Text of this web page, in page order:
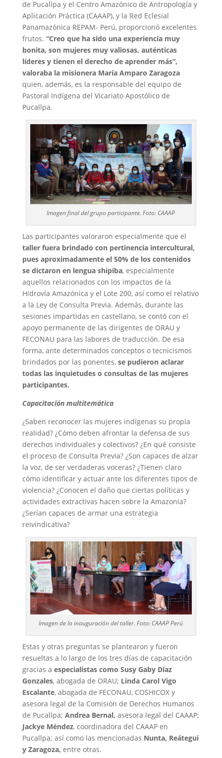
de Pucallpa y el Centro Amazónico de Antropología y
Aplicación Práctica (CAAAP), y la Red Eclesial
Panamazónica REPAM- Perú, proporcionó excelentes
frutos. “Creo que ha sido una experiencia muy
bonita, son mujeres muy valiosas, auténticas
líderes y tienen el derecho de aprender más”,
valoraba la misionera María Amparo Zaragoza
quien, además, es la responsable del equipo de
Pastoral Indígena del Vicariato Apostólico de
Pucallpa.
Imagen final del grupo participante. Foto: CAAAP
Las participantes valoraron especialmente que el
taller fuera brindado con pertinencia intercultural,
pues aproximadamente el 50% de los contenidos
se dictaron en lengua shipiba, especialmente
aquellos relacionados con los impactos de la
Hidrovía Amazónica y el Lote 200, así como el relativo
a la Ley de Consulta Previa. Además, durante las
sesiones impartidas en castellano, se contó con el
apoyo permanente de las dirigentes de ORAU y
FECONAU para las labores de traducción. De esa
forma, ante determinados conceptos o tecnicismos
brindados por las ponentes, se pudieron aclarar
todas las inquietudes o consultas de las mujeres
participantes.
Capacitación multitemática
¿Saben reconocer las mujeres indígenas su propia
realidad? ¿Cómo deben afrontar la defensa de sus
derechos individuales y colectivos? ¿En qué consiste
el proceso de Consulta Previa? ¿Son capaces de alzar
la voz, de ser verdaderas voceras? ¿Tienen claro
cómo identificar y actuar ante los diferentes tipos de
violencia? ¿Conocen el daño que ciertas políticas y
actividades extractivas hacen sobre la Amazonía?
¿Serían capaces de armar una estrategia
reivindicativa?
Imagen de la inauguración del taller. Foto: CAAAP Perú
Estas y otras preguntas se plantearon y fueron
resueltas a lo largo de los tres días de capacitación
gracias a especialistas como Susy Gaby Díaz
Gonzales, abogada de ORAU; Linda Carol Vigo
Escalante, abogada de FECONAU, COSHICOX y
asesora legal de la Comisión de Derechos Humanos
de Pucallpa; Andrea Bernal, asesora legal del CAAAP;
Jackye Méndez, coordinadora del CAAAP en
Pucallpa; así como las mencionadas Nunta, Reátegui
y Zaragoza, entre otras.